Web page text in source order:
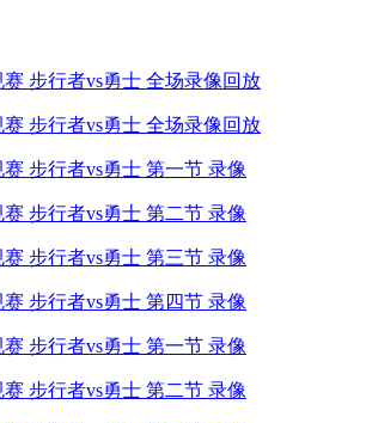
步行者vs勇士 全场录像回放
步行者vs勇士 全场录像回放
步行者vs勇士 第一节 录像
步行者vs勇士 第二节 录像
步行者vs勇士 第三节 录像
步行者vs勇士 第四节 录像
步行者vs勇士 第一节 录像
步行者vs勇士 第二节 录像